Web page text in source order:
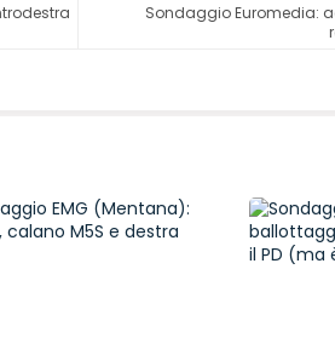
Sondaggio Euromedia: